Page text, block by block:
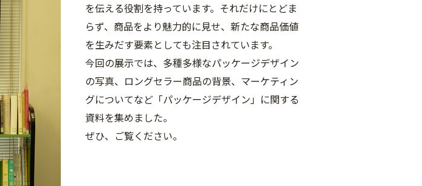
を伝える役割を持っています。それだけにとどま
らず、商品をより魅力的に見せ、新たな商品価値
を生みだす要素としても注目されています。
今回の展示では、多種多様なパッケージデザイン
の写真、ロングセラー商品の背景、マーケティン
グについてなど「パッケージデザイン」に関する
資料を集めました。
ぜひ、ご覧ください。